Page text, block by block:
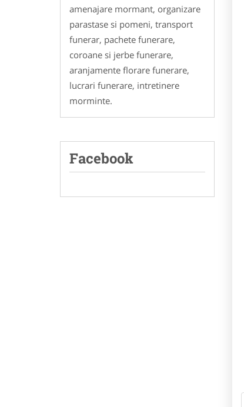
amenajare mormant, organizare
parastase si pomeni, transport
funerar, pachete funerare,
coroane si jerbe funerare,
aranjamente florare funerare,
lucrari funerare, intretinere
morminte.
Facebook